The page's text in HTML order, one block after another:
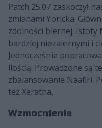
Patch 25.07 zaskoczył
zmianami Yoricka.
zdolności biernej. Istoty
bardziej niezależnymi i
Jednocześnie
ilością. Prowadzone są
zbalansowanie Naafiri.
też Xeratha.
Wzmocnienia